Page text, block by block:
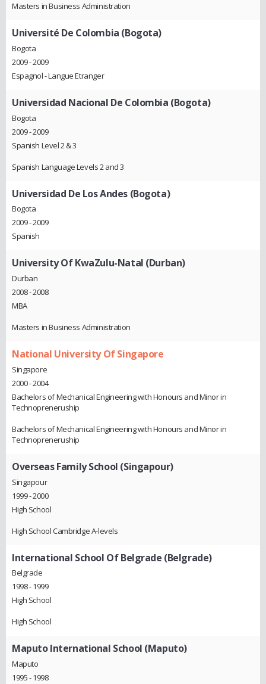
Masters in Business Administration
Université De Colombia (Bogota)
Bogota
2009 - 2009
Espagnol - Langue Etranger
Universidad Nacional De Colombia (Bogota)
Bogota
2009 - 2009
Spanish Level 2 & 3
Spanish Language Levels 2 and 3
Universidad De Los Andes (Bogota)
Bogota
2009 - 2009
Spanish
University Of KwaZulu-Natal (Durban)
Durban
2008 - 2008
MBA
Masters in Business Administration
National University Of Singapore
Singapore
2000 - 2004
Bachelors of Mechanical Engineering with Honours and Minor in
Technopreneruship
Bachelors of Mechanical Engineering with Honours and Minor in
Technopreneruship
Overseas Family School (Singapour)
Singapour
1999 - 2000
High School
High School Cambridge A-levels
International School Of Belgrade (Belgrade)
Belgrade
1998 - 1999
High School
High School
Maputo International School (Maputo)
Maputo
1995 - 1998